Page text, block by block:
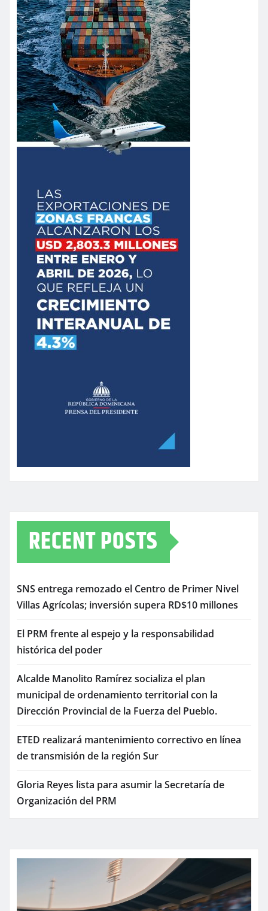
RECENT POSTS
SNS entrega remozado el Centro de Primer Nivel
Villas Agrícolas; inversión supera RD$10 millones
El PRM frente al espejo y la responsabilidad
histórica del poder
Alcalde Manolito Ramírez socializa el plan
municipal de ordenamiento territorial con la
Dirección Provincial de la Fuerza del Pueblo.
ETED realizará mantenimiento correctivo en línea
de transmisión de la región Sur
Gloria Reyes lista para asumir la Secretaría de
Organización del PRM